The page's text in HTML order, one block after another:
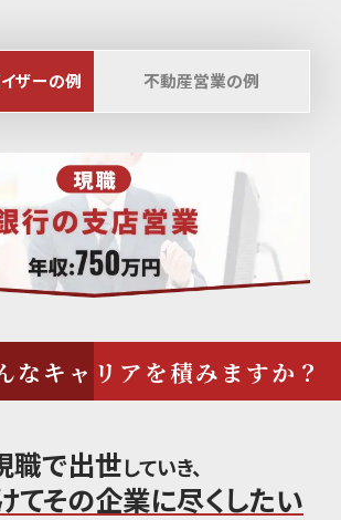
ザーの例 不動産営業の例
なキャリアを積みますか？
職で出世していき、
てその企業に尽くしたい